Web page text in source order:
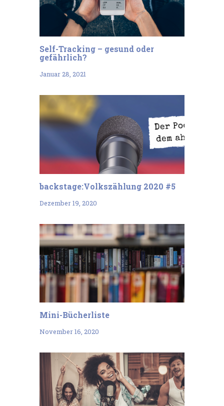
Self-Tracking – gesund oder
gefährlich?
Januar 28, 2021
backstage:Volkszählung 2020 #5
Dezember 19, 2020
Mini-Bücherliste
November 16, 2020